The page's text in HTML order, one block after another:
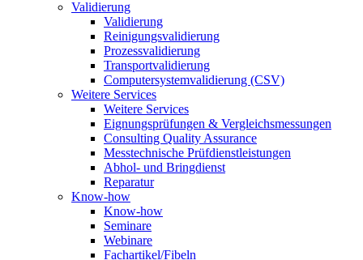
Validierung
Validierung
Reinigungsvalidierung
Prozessvalidierung
Transportvalidierung
Computersystemvalidierung (CSV)
Weitere Services
Weitere Services
Eignungsprüfungen & Vergleichsmessungen
Consulting Quality Assurance
Messtechnische Prüfdienstleistungen
Abhol- und Bringdienst
Reparatur
Know-how
Know-how
Seminare
Webinare
Fachartikel/Fibeln